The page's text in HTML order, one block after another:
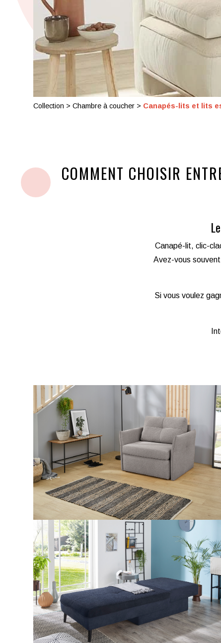
Collection >Chambre à coucher > Canapés-lits et lits
COMMENT CHOISIR
Canapé-lit, clic-
Avez-vous
Si vous voulez